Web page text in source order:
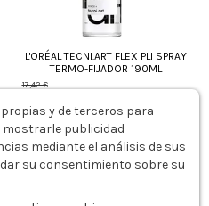
L'ORÉAL TECNI.ART FLEX PLI SPRAY
TERMO-FIJADOR 190ML
17,42 €
Añadir al carrito
6 de 6 articulos
y de terceros para
publicidad
mediante el análisis de sus
su consentimiento sobre su